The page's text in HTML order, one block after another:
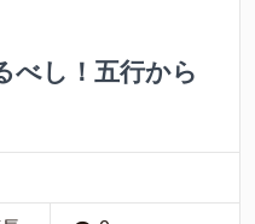
べし！五行から